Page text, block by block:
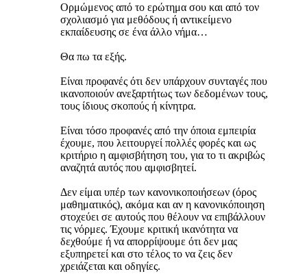
Ορμώμενος από το ερώτημα σου και από τον
σχολιασμό για μεθόδους ή αντικείμενο
εκπαίδευσης σε ένα άλλο νήμα…
Θα πω τα εξής.
Είναι προφανές ότι δεν υπάρχουν συνταγές που
ικανοποιούν ανεξαρτήτως των δεδομένων τους,
τους ίδιους σκοπούς ή κίνητρα.
Είναι τόσο προφανές από την όποια εμπειρία
έχουμε, που λειτουργεί πολλές φορές και ως
κριτήριο η αμφισβήτηση του, για το τι ακριβώς
αναζητά αυτός που αμφισβητεί.
Δεν είμαι υπέρ των κανονικοποιήσεων (όρος
μαθηματικός), ακόμα και αν η κανονικόποιηση
στοχεύει σε αυτούς που θέλουν να επιβάλλουν
τις νόρμες. Έχουμε κριτική ικανότητα να
δεχθούμε ή να απορρίψουμε ότι δεν μας
εξυπηρετεί και στο τέλος το να ζεις δεν
χρειάζεται και οδηγίες.